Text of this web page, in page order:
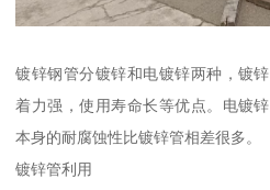
镀锌钢管分镀锌和电镀锌两种，镀
着力强，使用寿命长等优点。电镀
本身的耐腐蚀性比镀锌管相差很多。
镀锌管利用